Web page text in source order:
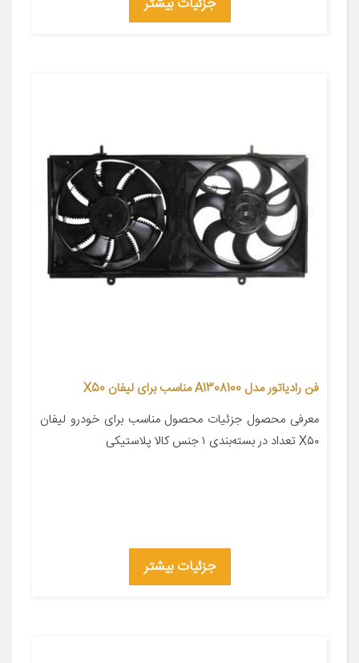
فن رادیاتور مدل A1308100 مناسب برای لیفان X50
معرفی محصول جزئیات محصول مناسب برای خودرو لیفان
X۵۰ تعداد در بسته‌بندی ۱ جنس کالا پلاستیکی
جزئیات بیشتر